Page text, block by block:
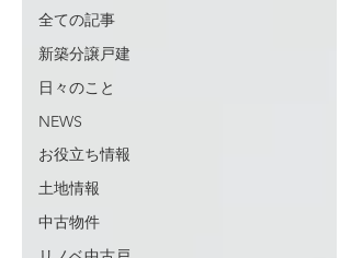
全ての記事
新築分譲戸建
日々のこと
NEWS
お役立ち情報
土地情報
中古物件